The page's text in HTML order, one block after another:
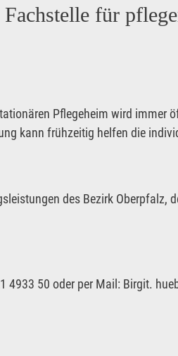
für
Pflegeheim wird immer
kann frühzeitig helfen die
des Bezirk Oberpfalz,
50 oder per Mail: Birgit.